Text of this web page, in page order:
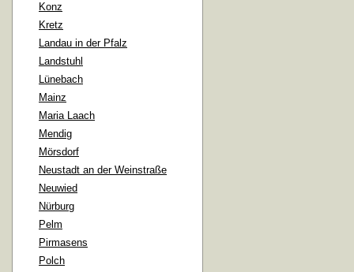
Konz
Kretz
Landau in der Pfalz
Landstuhl
Lünebach
Mainz
Maria Laach
Mendig
Mörsdorf
Neustadt an der Weinstraße
Neuwied
Nürburg
Pelm
Pirmasens
Polch